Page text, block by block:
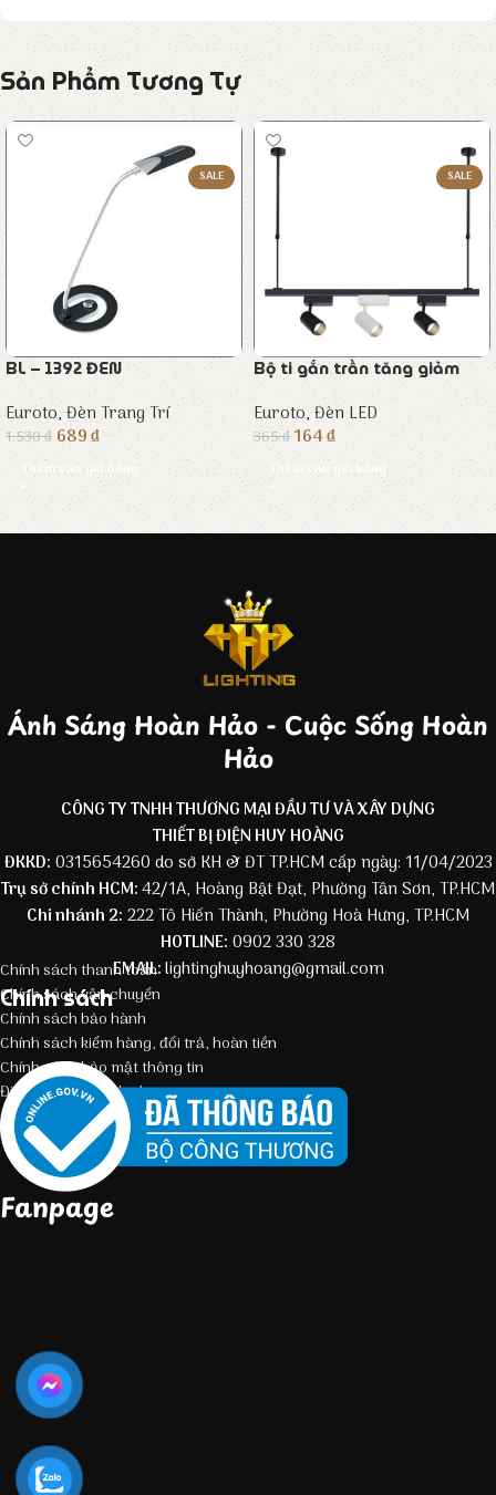
Sản Phẩm Tương Tự
SALE
BL – 1392 ĐEN
Euroto,Đèn Trang Trí
1.530₫ 689₫
Thêm vào giỏ hàng
SALE
Bộ ti gắn trần tăng giảm
Euroto,Đèn LED
365₫164₫
Thêm vào giỏ hàng
Ánh Sáng Hoàn Hảo - Cuộc Sống Hoàn
Hảo
CÔNG TY TNHH THƯƠNG MẠI ĐẦU TƯ VÀ XÂY DỰNG
THIẾT BỊ ĐIỆN HUY HOÀNG
ĐKKD: 0315654260 do sở KH & ĐT TP.HCM cấp ngày: 11/04/2023
Trụ sở chính HCM:42/1A, Hoàng Bật Đạt, Phường Tân Sơn, TP.HCM
Chi nhánh 2: 222 Tô Hiến Thành, Phường Hoà Hưng, TP.HCM
HOTLINE: 0902 330 328
EMAIL:lightinghuyhoang@gmail.com
Chính sách
Chính sách thanh toán
Chính sách vận chuyển
Chính sách bảo hành
Chính sách kiểm hàng, đổi trả, hoàn tiền
Chính sách bảo mật thông tin
Điều kiện giao dịch chung
Fanpage